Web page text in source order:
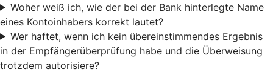
Woher weiß ich, wie der bei der Bank hinterlegte Name
eines Kontoinhabers korrekt lautet?
Wer haftet, wenn ich kein übereinstimmendes Ergebnis
in der Empfängerüberprüfung habe und die Überweisung
trotzdem autorisiere?